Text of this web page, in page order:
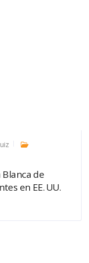
Blanca de
en EE. UU.